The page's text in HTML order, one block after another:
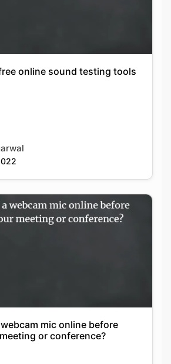
online sound testing tools
mic online before
or conference?